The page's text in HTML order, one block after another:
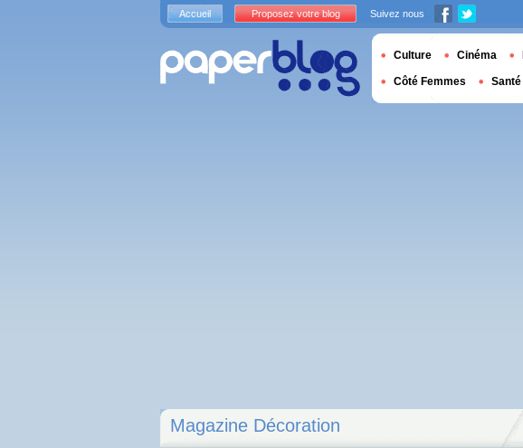
Magazine Décoration
Accueil Proposez votre blog Suivez nous
Culture Cinéma
Côté Femmes Santé